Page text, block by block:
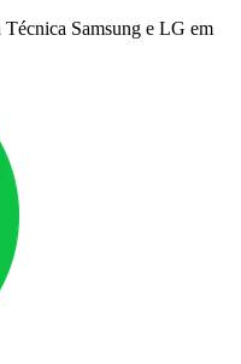
Samsung e LG em